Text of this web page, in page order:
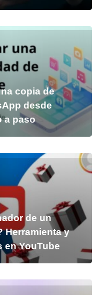
copia de
desde
a paso
de un
Herramienta y
en YouTube